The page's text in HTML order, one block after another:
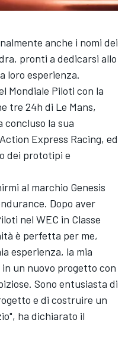
anche i nomi dei
pronti a dedicarsi allo
loro esperienza.
Mondiale Piloti con la
tre 24h di Le Mans,
concluso la sua
Express Racing, ed
dei prototipi e
al marchio Genesis
Dopo aver
nel WEC in Classe
è perfetta per me,
esperienza, la mia
in un nuovo progetto con
Sono entusiasta di
e di costruire un
ha dichiarato il